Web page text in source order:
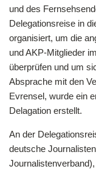
und des
Delegationsreise in
organisiert, um die
und AKP-Mitglieder
überprüfen und um
Absprache mit den
Evrensel, wurde ein
Delagation erstellt.
An der
deutsche